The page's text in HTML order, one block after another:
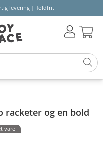
levering | Toldfrit
racketer og en bold
vare